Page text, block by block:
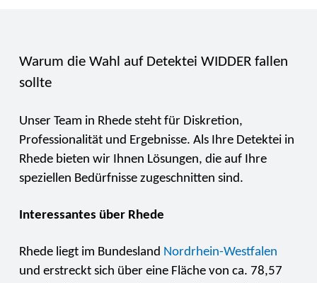
Warum die Wahl auf Detektei WIDDER fallen
sollte
Unser Team in Rhede steht für Diskretion,
Professionalität und Ergebnisse. Als Ihre Detektei in
Rhede bieten wir Ihnen Lösungen, die auf Ihre
speziellen Bedürfnisse zugeschnitten sind.
Interessantes über Rhede
Rhede liegt im Bundesland Nordrhein-Westfalen
und erstreckt sich über eine Fläche von ca. 78,57